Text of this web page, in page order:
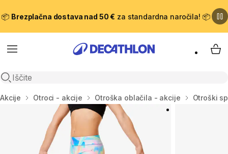
📦 Brezplačna dostava nad 50 € za standardna naročila! 📦
Meni
Odpri iskanje
Domov
Akcije Otroci - akcije Otroška oblačila - akcije Otroški